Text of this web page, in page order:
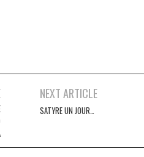
NEXT ARTICLE
SATYRE UN JOUR…